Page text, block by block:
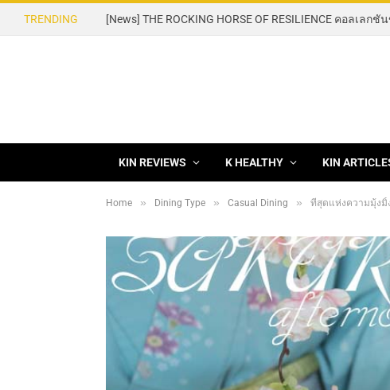
TRENDING
KIN REVIEWS K HEALTHY KIN
Home » Dining Type » Casual Dining » ที่สุดแห่งความมุ้งมิ้